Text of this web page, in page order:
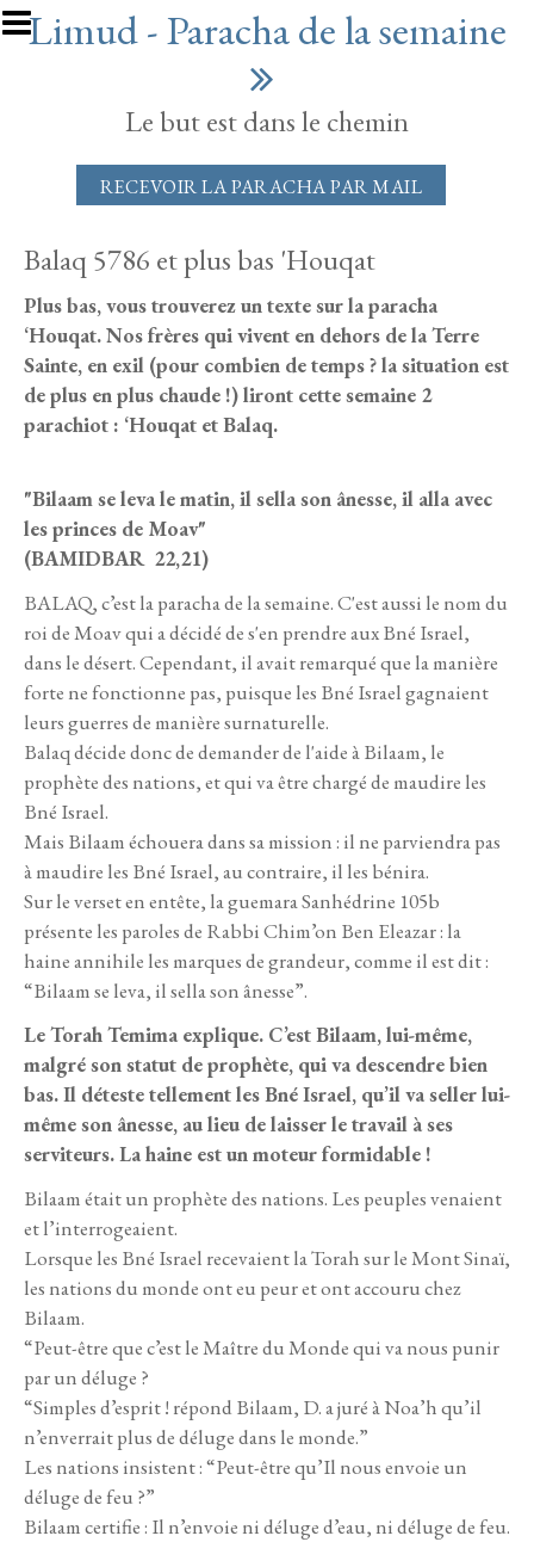
Aller au contenu principal
Limud - Paracha de la semaine
Le but est dans le chemin
RECEVOIR LA PARACHA PAR MAIL
Balaq 5786 et plus bas 'Houqat
Plus bas, vous trouverez un texte sur la paracha
‘Houqat. Nos frères qui vivent en dehors de la Terre
Sainte, en exil (pour combien de temps ? la situation est
de plus en plus chaude !) liront cette semaine 2
parachiot : ‘Houqat et Balaq.
"Bilaam se leva le matin, il sella son ânesse, il alla avec
les princes de Moav"
(BAMIDBAR 22,21)
BALAQ, c’est la paracha de la semaine. C'est aussi le nom du
roi de Moav qui a décidé de s'en prendre aux Bné Israel,
dans le désert. Cependant, il avait remarqué que la manière
forte ne fonctionne pas, puisque les Bné Israel gagnaient
leurs guerres de manière surnaturelle.
Balaq décide donc de demander de l'aide à Bilaam, le
prophète des nations, et qui va être chargé de maudire les
Bné Israel.
Mais Bilaam échouera dans sa mission : il ne parviendra pas
à maudire les Bné Israel, au contraire, il les bénira.
Sur le verset en entête, la guemara Sanhédrine 105b
présente les paroles de Rabbi Chim’on Ben Eleazar : la
haine annihile les marques de grandeur, comme il est dit :
“Bilaam se leva, il sella son ânesse”.
Le Torah Temima explique. C’est Bilaam, lui-même,
malgré son statut de prophète, qui va descendre bien
bas. Il déteste tellement les Bné Israel, qu’il va seller lui-
même son ânesse, au lieu de laisser le travail à ses
serviteurs. La haine est un moteur formidable !
Bilaam était un prophète des nations. Les peuples venaient
et l’interrogeaient.
Lorsque les Bné Israel recevaient la Torah sur le Mont Sinaï,
les nations du monde ont eu peur et ont accouru chez
Bilaam.
“Peut-être que c’est le Maître du Monde qui va nous punir
par un déluge ?
“Simples d’esprit ! répond Bilaam, D. a juré à Noa’h qu’il
n’enverrait plus de déluge dans le monde.”
Les nations insistent : “Peut-être qu’Il nous envoie un
déluge de feu ?”
Bilaam certifie : Il n’envoie ni déluge d’eau, ni déluge de feu.